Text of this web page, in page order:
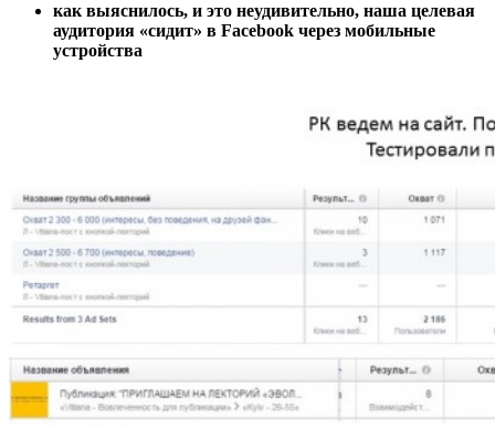
как выяснилось, и это неудивительно, наша целевая
аудитория «сидит» в Facebook через мобильные
устройства